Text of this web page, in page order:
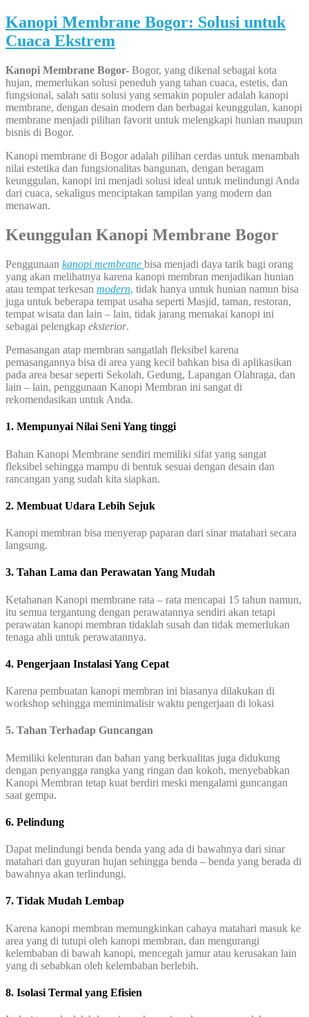
Kanopi Membrane Bogor: Solusi untuk
Cuaca Ekstrem
Kanopi Membrane Bogor- Bogor, yang dikenal sebagai kota
hujan, memerlukan solusi peneduh yang tahan cuaca, estetis, dan
fungsional, salah satu solusi yang semakin populer adalah kanopi
membrane, dengan desain modern dan berbagai keunggulan, kanopi
membrane menjadi pilihan favorit untuk melengkapi hunian maupun
bisnis di Bogor.
Kanopi membrane di Bogor adalah pilihan cerdas untuk menambah
nilai estetika dan fungsionalitas bangunan, dengan beragam
keunggulan, kanopi ini menjadi solusi ideal untuk melindungi Anda
dari cuaca, sekaligus menciptakan tampilan yang modern dan
menawan.
Keunggulan Kanopi Membrane Bogor
Penggunaan kanopi membrane bisa menjadi daya tarik bagi orang
yang akan melihatnya karena kanopi membran menjadikan hunian
atau tempat terkesan modern, tidak hanya untuk hunian namun bisa
juga untuk beberapa tempat usaha seperti Masjid, taman, restoran,
tempat wisata dan lain – lain, tidak jarang memakai kanopi ini
sebagai pelengkap eksterior.
Pemasangan atap membran sangatlah fleksibel karena
pemasangannya bisa di area yang kecil bahkan bisa di aplikasikan
pada area besar seperti Sekolah, Gedung, Lapangan Olahraga, dan
lain – lain, penggunaan Kanopi Membran ini sangat di
rekomendasikan untuk Anda.
1. Mempunyai Nilai Seni Yang tinggi
Bahan Kanopi Membrane sendiri memiliki sifat yang sangat
fleksibel sehingga mampu di bentuk sesuai dengan desain dan
rancangan yang sudah kita siapkan.
2. Membuat Udara Lebih Sejuk
Kanopi membran bisa menyerap paparan dari sinar matahari secara
langsung.
3. Tahan Lama dan Perawatan Yang Mudah
Ketahanan Kanopi membrane rata – rata mencapai 15 tahun namun,
itu semua tergantung dengan perawatannya sendiri akan tetapi
perawatan kanopi membran tidaklah susah dan tidak memerlukan
tenaga ahli untuk perawatannya.
4. Pengerjaan Instalasi Yang Cepat
Karena pembuatan kanopi membran ini biasanya dilakukan di
workshop sehingga meminimalisir waktu pengerjaan di lokasi
5. Tahan Terhadap Guncangan
Memiliki kelenturan dan bahan yang berkualitas juga didukung
dengan penyangga rangka yang ringan dan kokoh, menyebabkan
Kanopi Membran tetap kuat berdiri meski mengalami guncangan
saat gempa.
6. Pelindung
Dapat melindungi benda benda yang ada di bawahnya dari sinar
matahari dan guyuran hujan sehingga benda – benda yang berada di
bawahnya akan terlindungi.
7. Tidak Mudah Lembap
Karena kanopi membran memungkinkan cahaya matahari masuk ke
area yang di tutupi oleh kanopi membran, dan mengurangi
kelembaban di bawah kanopi, mencegah jamur atau kerusakan lain
yang di sebabkan oleh kelembaban berlebih.
8. Isolasi Termal yang Efisien